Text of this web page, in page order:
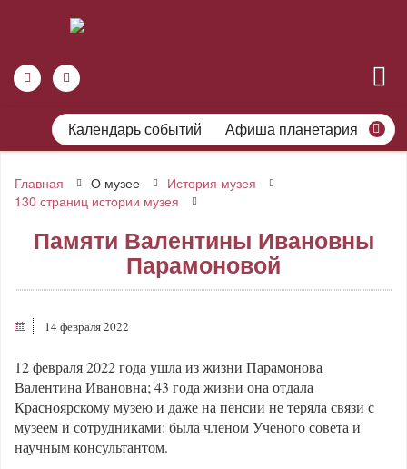
Календарь событий Афиша планетария
Главная О музее
История музея
130 страниц истории музея
Памяти Валентины Ивановны
Парамоновой
14 февраля 2022
12 февраля 2022 года ушла из жизни Парамонова
Валентина Ивановна; 43 года жизни она отдала
Красноярскому музею и даже на пенсии не теряла связи с
музеем и сотрудниками: была членом Ученого совета и
научным консультантом.